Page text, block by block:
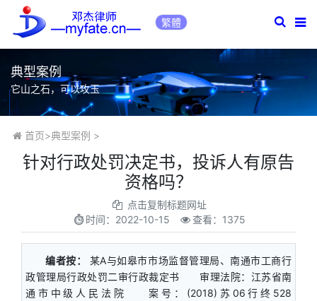
繁體
典型案例
它山之石，可以攻玉
首页>典型案例 >
针对行政处罚决定书，投诉人有原告
资格吗？
点击复制标题网址
时间： 2022-10-15 查看：1375
编者按：
某A与如皋市市场监督管理局、南通市工商行
政管理局行政处罚二审行政裁定书 审理法院：江苏省南
通市中级人民法院 案号：(2018)苏06行终528